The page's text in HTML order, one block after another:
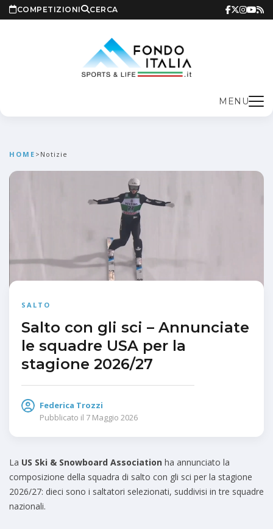
COMPETIZIONI CERCA
MENU
HOME > Notizie
SALTO
Salto con gli sci – Annunciate
le squadre USA per la
stagione 2026/27
Federica Trozzi
Pubblicato il 7 Maggio 2026
La US Ski & Snowboard Association ha annunciato la
composizione della squadra di salto con gli sci per la stagione
2026/27: dieci sono i saltatori selezionati, suddivisi in tre squadre
nazionali.